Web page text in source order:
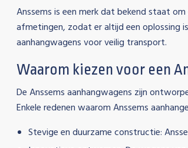
Anssems is een merk dat bekend staat
afmetingen, zodat er altijd een oplossing
aanhangwagens voor veilig transport.
Waarom kiezen voor een
De Anssems aanhangwagens zijn
Enkele redenen waarom Anssems
Stevige en duurzame constructie: